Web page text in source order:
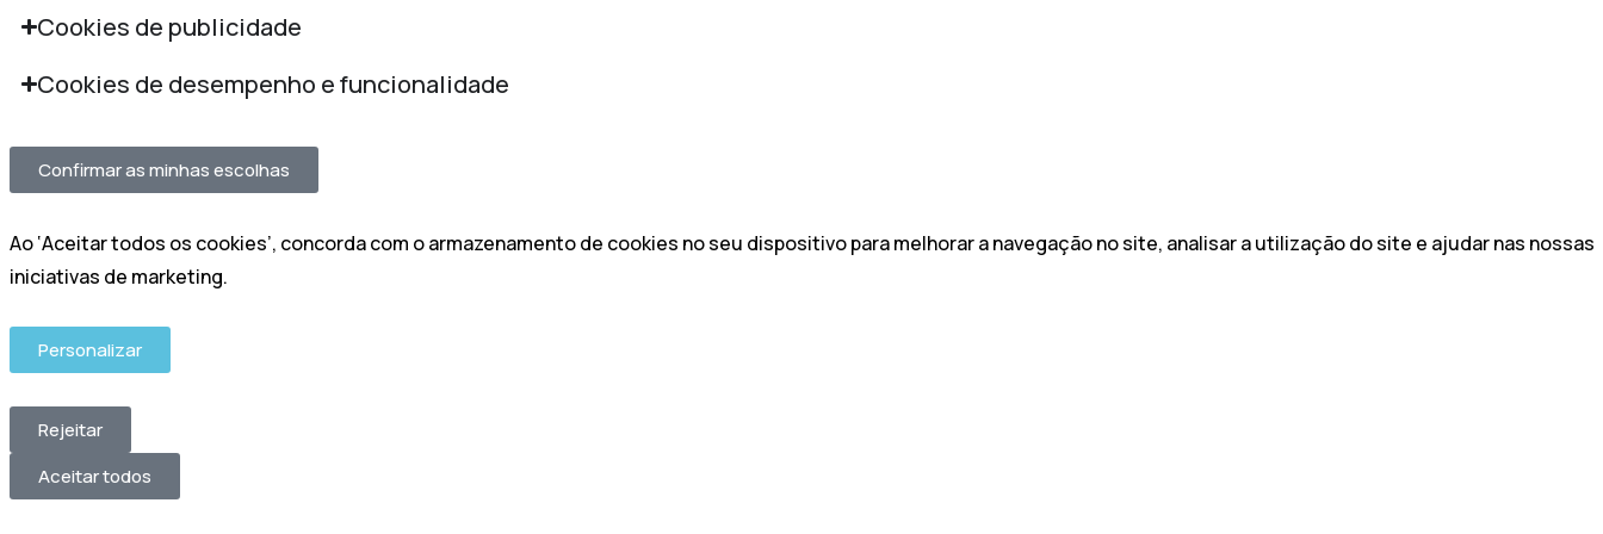
Cookies de publicidade
Cookies de desempenho e funcionalidade
Confirmar as minhas escolhas
Ao ‘Aceitar todos os cookies’, concorda com o armazenamento de cookies no seu dispositivo para melhorar a navegação no site, analisar a utilização do site e ajudar nas nossas
iniciativas de marketing.
Personalizar
Rejeitar
Aceitar todos